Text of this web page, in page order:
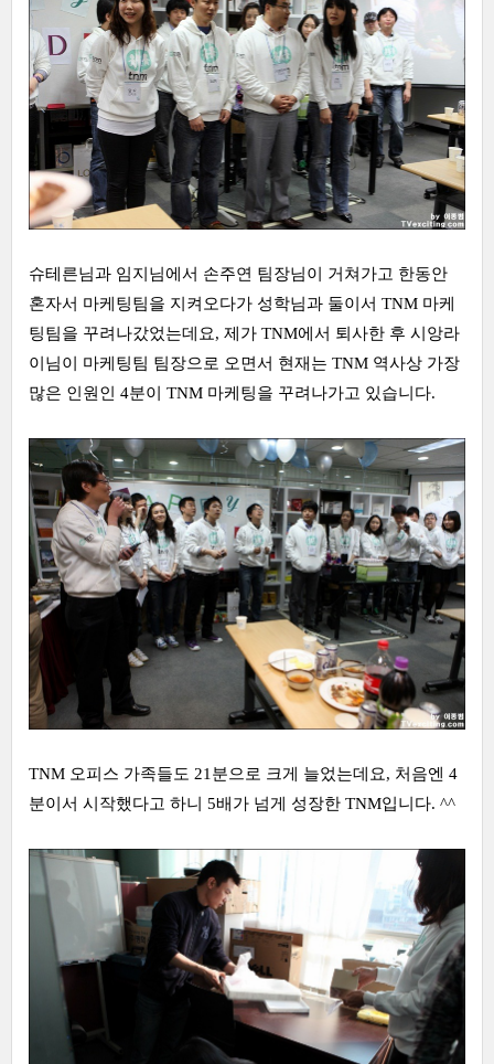
슈테른님과 임지님에서 손주연 팀장님이 거쳐가고 한동안
혼자서 마케팅팀을 지켜오다가 성학님과 둘이서 TNM 마케
팅팀을 꾸려나갔었는데요, 제가 TNM에서 퇴사한 후 시앙라
이님이 마케팅팀 팀장으로 오면서 현재는 TNM 역사상 가장
많은 인원인 4분이 TNM 마케팅을 꾸려나가고 있습니다.
TNM 오피스 가족들도 21분으로 크게 늘었는데요, 처음엔 4
분이서 시작했다고 하니 5배가 넘게 성장한 TNM입니다. ^^